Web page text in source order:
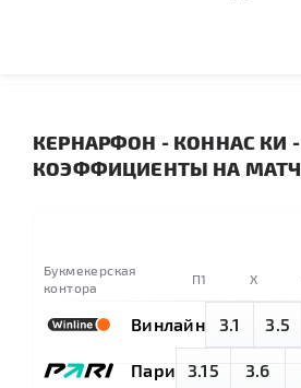
КЕРНАРФОН - КОННАС КИ -
КОЭФФИЦИЕНТЫ НА МАТЧ
Букмекерская
контора
П1 X
Винлайн 3.1 3.5
Пари 3.15 3.6